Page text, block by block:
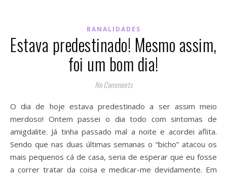
BANALIDADES
Estava predestinado! Mesmo assim,
foi um bom dia!
No Comments
O dia de hoje estava predestinado a ser assim meio
merdoso! Ontem passei o dia todo com sintomas de
amigdalite. Já tinha passado mal a noite e acordei aflita.
Sendo que nas duas últimas semanas o “bicho” atacou os
mais pequenos cá de casa, seria de esperar que eu fosse
a correr tratar da coisa e medicar-me devidamente. Em